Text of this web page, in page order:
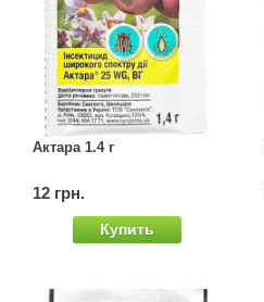
Актара 1.4 г
12 грн.
Купить
Семена цветов
Семена шпината
Семена щавеля
Хозяйственные товары
Средства защиты растений
Лидеры продаж